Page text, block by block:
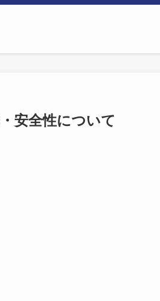
安全性について